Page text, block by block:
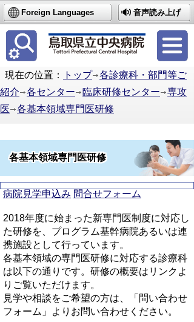
Foreign Languages 音声読み上げ
簡体中文
繁体中文
한국어
現在の位置：
トップ
各診療科・部門等ご
紹介
各センター 臨床研修センター
専攻
医
各基本領域専門医研修
各基本領域専門医研修
病院見学申込み 問合せフォーム
2018年度に始まった新専門医制度に対応し
た研修を、プログラム基幹病院あるいは連
携施設として行っています。
各基本領域の専門医研修に対応する診療科
は以下の通りです。研修の概要はリンクよ
りご覧いただけます。
見学や相談をご希望の方は、「問い合わせ
フォーム」よりお問い合わせください。